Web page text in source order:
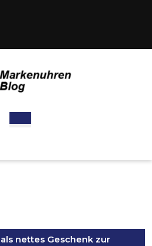
nettes Geschenk zur